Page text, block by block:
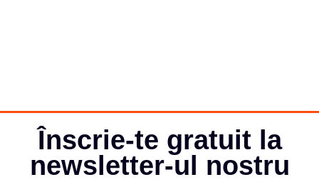
Înscrie-te gratuit la
newsletter-ul nostru